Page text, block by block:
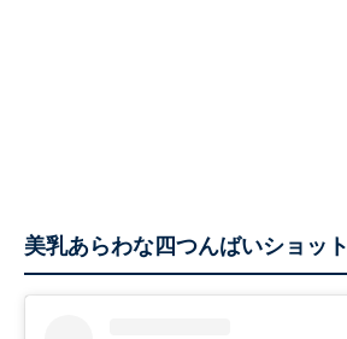
美乳あらわな四つんばいショット